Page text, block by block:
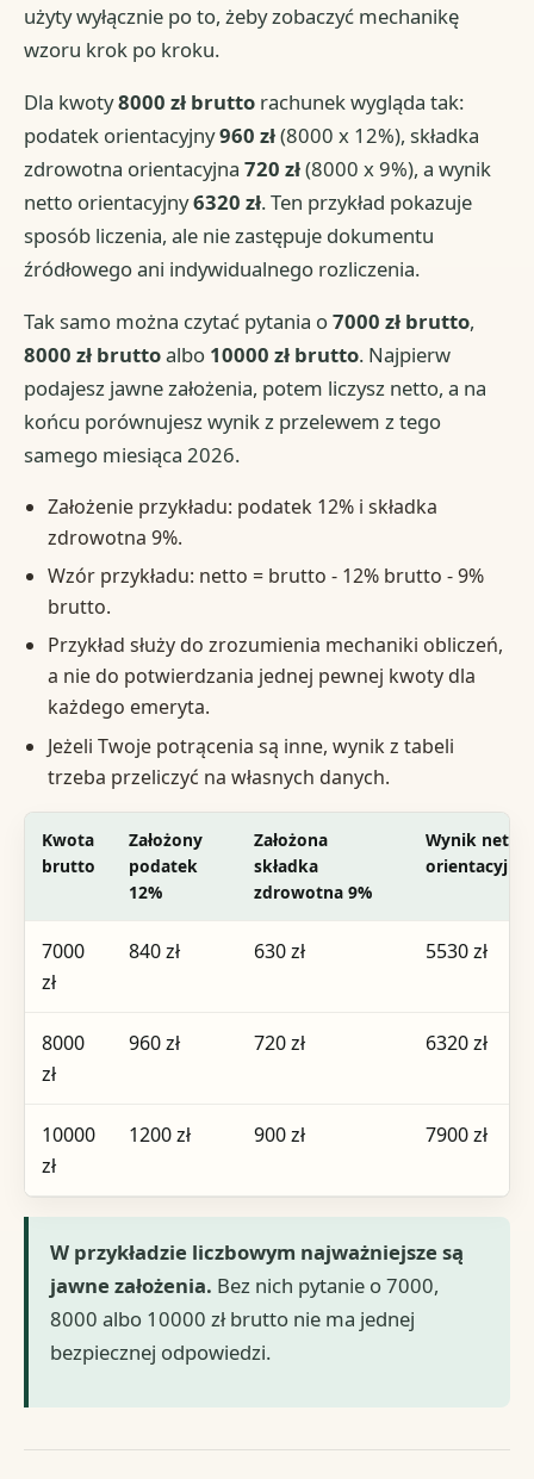
użyty wyłącznie po to, żeby zobaczyć mechanikę
wzoru krok po kroku.
Dla kwoty8000 zł brutto rachunek wygląda tak:
podatek orientacyjny960 zł(8000 x 12%), składka
zdrowotna orientacyjna720 zł(8000 x 9%), a wynik
netto orientacyjny6320 zł. Ten przykład pokazuje
sposób liczenia, ale nie zastępuje dokumentu
źródłowego ani indywidualnego rozliczenia.
Tak samo można czytać pytania o7000 zł brutto,
8000 zł bruttoalbo 10000 zł brutto. Najpierw
podajesz jawne założenia, potem liczysz netto, a na
końcu porównujesz wynik z przelewem z tego
samego miesiąca 2026.
Założenie przykładu: podatek 12% i składka
zdrowotna 9%.
Wzór przykładu: netto = brutto - 12% brutto - 9%
brutto.
Przykład służy do zrozumienia mechaniki obliczeń,
a nie do potwierdzania jednej pewnej kwoty dla
każdego emeryta.
Jeżeli Twoje potrącenia są inne, wynik z tabeli
trzeba przeliczyć na własnych danych.
Kwota
brutto
Założony
podatek
12%
Założona
składka
zdrowotna 9%
Wynik netto
orientacyjny
7000
zł
840 zł 630 zł 5530 zł
8000
zł
960 zł 720 zł 6320 zł
10000
zł
1200 zł 900 zł 7900 zł
W przykładzie liczbowym najważniejsze są
jawne założenia. Bez nich pytanie o 7000,
8000 albo 10000 zł brutto nie ma jednej
bezpiecznej odpowiedzi.